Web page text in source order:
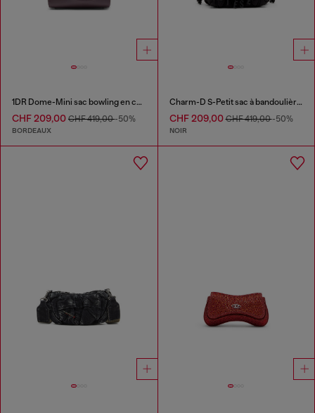
1DR Dome-Mini sac bowling en cuir
CHF 209,00 CHF 419,00-50%
BORDEAUX
Charm-D S-Petit sac à bandoulière en nylon matelassé
CHF 209,00CHF 419,00-50%
NOIR